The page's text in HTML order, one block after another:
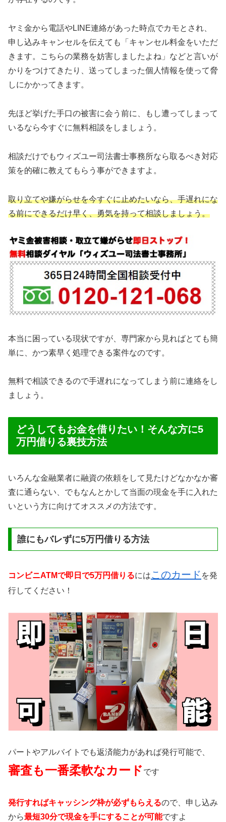
ヤミ金から電話やLINE連絡があった時点でカモとされ、
申し込みキャンセルを伝えても「キャンセル料金をいただ
きます。こちらの業務を妨害しましたよね」などと言いが
かりをつけてきたり、送ってしまった個人情報を使って脅
しにかかってきます。
先ほど挙げた手口の被害に会う前に、もし遭ってしまって
いるなら今すぐに無料相談をしましょう。
相談だけでもウィズユー司法書士事務所なら取るべき対応
策を的確に教えてもらう事ができますよ。
取り立てや嫌がらせを今すぐに止めたいなら、手遅れにな
る前にできるだけ早く、勇気を持って相談しましょう。
本当に困っている現状ですが、専門家から見ればとても簡
単に、かつ素早く処理できる案件なのです。
無料で相談できるので手遅れになってしまう前に連絡をし
ましょう。
どうしてもお金を借りたい！そんな方に5
万円借りる裏技方法
いろんな金融業者に融資の依頼をして見たけどなかなか審
査に通らない、でもなんとかして当面の現金を手に入れた
いという方に向けてオススメの方法です。
誰にもバレずに5万円借りる方法
コンビニATMで即日で5万円借りるにはこのカード を発
行してください！
パートやアルバイトでも返済能力があれば発行可能で、
審査も一番柔軟なカード です
発行すればキャッシング枠が必ずもらえるので、申し込み
から最短30分で現金を手にすることが可能ですよ